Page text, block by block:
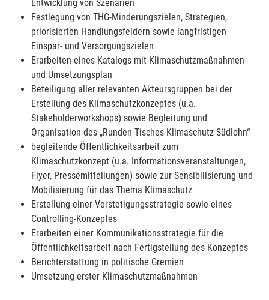
Entwicklung von Szenarien
Festlegung von THG-Minderungszielen, Strategien,
priorisierten Handlungsfeldern sowie langfristigen
Einspar- und Versorgungszielen
Erarbeiten eines Katalogs mit Klimaschutzmaßnahmen
und Umsetzungsplan
Beteiligung aller relevanten Akteursgruppen bei der
Erstellung des Klimaschutzkonzeptes (u.a.
Stakeholderworkshops) sowie Begleitung und
Organisation des „Runden Tisches Klimaschutz Südlohn“
begleitende Öffentlichkeitsarbeit zum
Klimaschutzkonzept (u.a. Informationsveranstaltungen,
Flyer, Pressemitteilungen) sowie zur Sensibilisierung und
Mobilisierung für das Thema Klimaschutz
Erstellung einer Verstetigungsstrategie sowie eines
Controlling-Konzeptes
Erarbeiten einer Kommunikationsstrategie für die
Öffentlichkeitsarbeit nach Fertigstellung des Konzeptes
Berichterstattung in politische Gremien
Umsetzung erster Klimaschutzmaßnahmen